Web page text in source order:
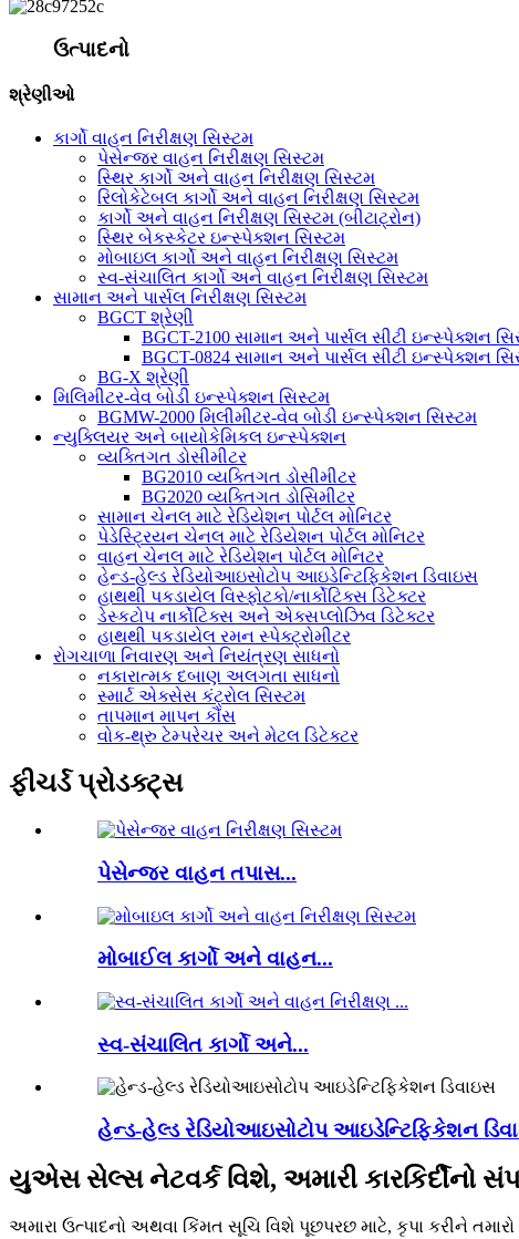
ઉત્પાદનો
શ્રેણીઓ
કાર્ગો વાહન નિરીક્ષણ સિસ્ટમ
પેસેન્જર વાહન નિરીક્ષણ સિસ્ટમ
સ્થિર કાર્ગો અને વાહન નિરીક્ષણ સિસ્ટમ
રિલોકેટેબલ કાર્ગો અને વાહન નિરીક્ષણ સિસ્ટમ
કાર્ગો અને વાહન નિરીક્ષણ સિસ્ટમ (બીટાટ્રોન)
સ્થિર બેકસ્કેટર ઇન્સ્પેક્શન સિસ્ટમ
મોબાઇલ કાર્ગો અને વાહન નિરીક્ષણ સિસ્ટમ
સ્વ-સંચાલિત કાર્ગો અને વાહન નિરીક્ષણ સિસ્ટમ
સામાન અને પાર્સલ નિરીક્ષણ સિસ્ટમ
BGCT શ્રેણી
BGCT-2100 સામાન અને પાર્સલ સીટી ઇન્સ્પેક્શન
BGCT-0824 સામાન અને પાર્સલ સીટી ઇન્સ્પેક્શન
BG-X શ્રેણી
મિલિમીટર-વેવ બોડી ઇન્સ્પેક્શન સિસ્ટમ
BGMW-2000 મિલીમીટર-વેવ બોડી ઇન્સ્પેક્શન સિસ્ટમ
ન્યુક્લિયર અને બાયોકેમિકલ ઇન્સ્પેક્શન
વ્યક્તિગત ડોસીમીટર
BG2010 વ્યક્તિગત ડોસીમીટર
BG2020 વ્યક્તિગત ડોસિમીટર
સામાન ચેનલ માટે રેડિયેશન પોર્ટલ મોનિટર
પેડેસ્ટ્રિયન ચેનલ માટે રેડિયેશન પોર્ટલ મોનિટર
વાહન ચેનલ માટે રેડિયેશન પોર્ટલ મોનિટર
હેન્ડ-હેલ્ડ રેડિયોઆઇસોટોપ આઇડેન્ટિફિકેશન ડિવાઇસ
હાથથી પકડાયેલ વિસ્ફોટકો/નાર્કોટિક્સ ડિટેક્ટર
ડેસ્કટોપ નાર્કોટિક્સ અને એક્સપ્લોઝિવ ડિટેક્ટર
હાથથી પકડાયેલ રમન સ્પેક્ટ્રોમીટર
રોગચાળા નિવારણ અને નિયંત્રણ સાધનો
નકારાત્મક દબાણ અલગતા સાધનો
સ્માર્ટ એક્સેસ કંટ્રોલ સિસ્ટમ
તાપમાન માપન કૌંસ
વોક-થ્રુ ટેમ્પરેચર અને મેટલ ડિટેક્ટર
ફીચર્ડ પ્રોડક્ટ્સ
પેસેન્જર વાહન તપાસ...
મોબાઈલ કાર્ગો અને વાહન...
સ્વ-સંચાલિત કાર્ગો અને...
હેન્ડ-હેલ્ડ રેડિયોઆઇસોટોપ આઇડેન્ટિફિકેશન
યુએસ સેલ્સ નેટવર્ક વિશે, અમારી કારકિર્દીનો
અમારા ઉત્પાદનો અથવા કિંમત સૂચિ વિશે પૂછપરછ માટે, કૃપા કરીને